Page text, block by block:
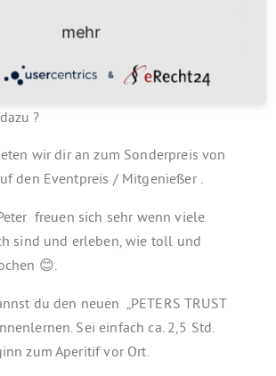
als kulinarische Genießer –
deinen Beschenkten überraschen
?
wir dir an zum Sonderpreis von
den Eventpreis / Mitgenießer .
freuen sich sehr wenn viele
sind und erleben, wie toll und
😊.
du den neuen „PETERS TRUST
Sei einfach ca. 2,5 Std.
zum Aperitif vor Ort.
mehr
&